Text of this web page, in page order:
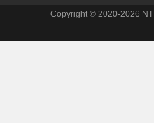
Copyright © 2020-2026